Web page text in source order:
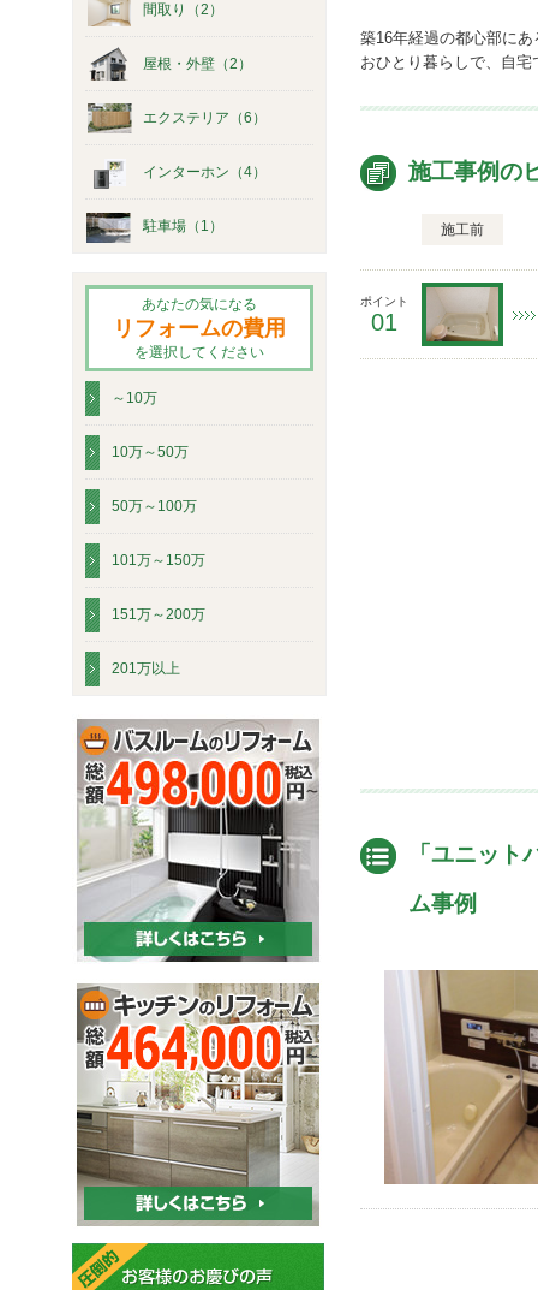
築16年経過の都心部に
おひとり暮らしで、自
施工事例の
施工前
ポイント
01
「ユニッ
ム事例
間取り（2）
屋根・外壁（2）
エクステリア（6）
インターホン（4）
駐車場（1）
あなたの気になる
リフォームの費用
を選択してください
～10万
10万～50万
50万～100万
101万～150万
151万～200万
201万以上